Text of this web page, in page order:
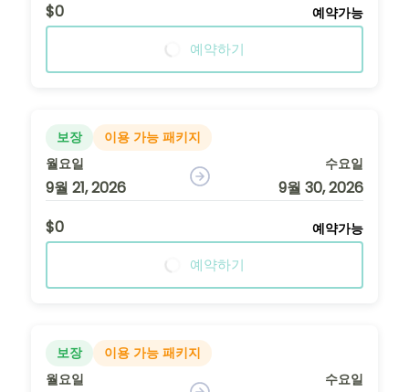
$0
예약가능
예약하기
보장
이용 가능 패키지
월요일
9월 21, 2026
수요일
9월 30, 2026
$0
예약가능
예약하기
보장
이용 가능 패키지
월요일
수요일